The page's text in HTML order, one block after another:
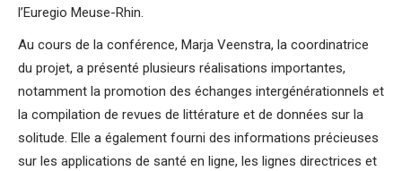
l’Euregio Meuse-Rhin.
Au cours de la conférence, Marja Veenstra, la coordinatrice
du projet, a présenté plusieurs réalisations importantes,
notamment la promotion des échanges intergénérationnels et
la compilation de revues de littérature et de données sur la
solitude. Elle a également fourni des informations précieuses
sur les applications de santé en ligne, les lignes directrices et